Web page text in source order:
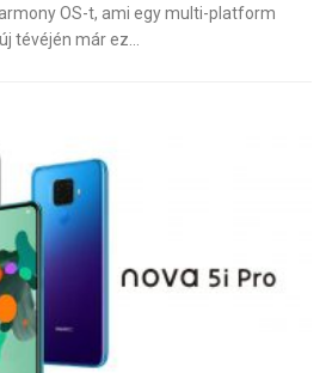
OS-t, ami egy multi-platform
tévéjén már ez…